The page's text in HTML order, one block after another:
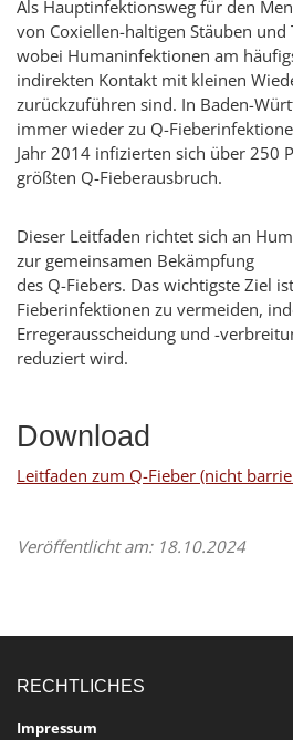
Als Hauptinfektionsweg für den
von Coxiellen-haltigen Stäuben und
wobei Humaninfektionen am
indirekten Kontakt mit kleinen
zurückzuführen sind. In Baden-
immer wieder zu Q-
Jahr 2014 infizierten sich über 250
größten Q-Fieberausbruch.
Dieser Leitfaden richtet sich an
zur gemeinsamen Bekämpfung
des Q-Fiebers. Das wichtigste Ziel
Fieberinfektionen zu vermeiden,
Erregerausscheidung und -
reduziert wird.
Download
Leitfaden zum Q-Fieber (nicht
Veröffentlicht am: 18.10.2024
RECHTLICHES
Impressum